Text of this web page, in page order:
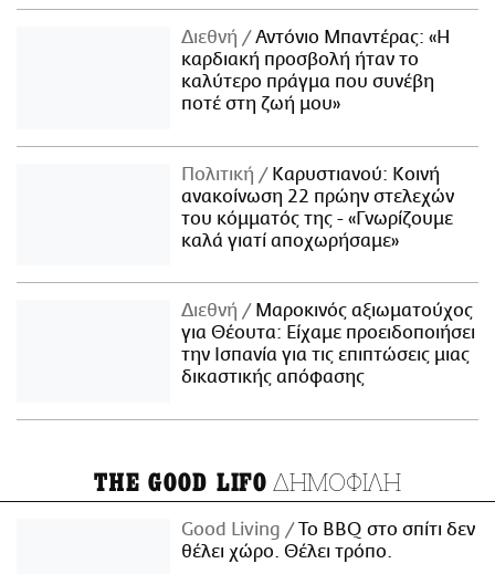
Διεθνή
Αντόνιο Μπαντέρας: «Η
καρδιακή προσβολή ήταν το
καλύτερο πράγμα που συνέβη
ποτέ στη ζωή μου»
Πολιτική
Καρυστιανού: Κοινή
ανακοίνωση 22 πρώην στελεχών
του κόμματός της - «Γνωρίζουμε
καλά γιατί αποχωρήσαμε»
Διεθνή
Μαροκινός αξιωματούχος
για Θέουτα: Είχαμε προειδοποιήσει
την Ισπανία για τις επιπτώσεις μιας
δικαστικής απόφασης
THE GOOD LIFO ΔΗΜΟΦΙΛΗ
Good Living
Το BBQ στο σπίτι δεν
θέλει χώρο. Θέλει τρόπο.